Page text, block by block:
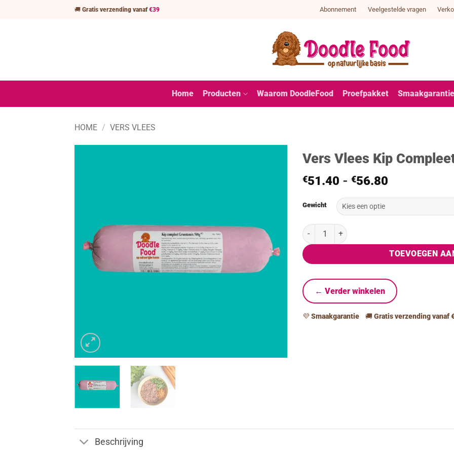
🚚 Gratis verzending vanaf€39 Abonnement Veelgestelde vragen
Home Producten Waarom DoodleFood Proefpakket Smaakgarantie
HOME / VERS VLEES
Vers Vlees Kip
€51.40 - €56.80
€56.80
Gewicht
Vers Vlees Kip Compleet (1 doos = 10 kilo)
TOEVOEGEN
← Verder winkelen
💜Smaakgarantie 🚚Gratis verzending vanaf
Beschrijving